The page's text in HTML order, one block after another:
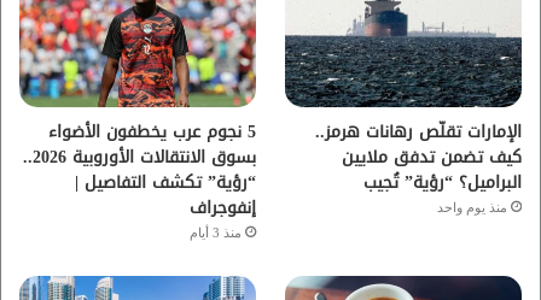
ك
و
ب
ق
ر
م
الإمارات تقلّص رهانات هرمز..
كيف تضمن تدفق ملايين
البراميل؟ “رؤية” تُجيب
منذ يوم واحد
5 نجوم عرب يخطفون الأضواء
بسوق الانتقالات الأوروبية 2026..
“رؤية” تكشف التفاصيل |
إنفوجراف
منذ 3 أيام